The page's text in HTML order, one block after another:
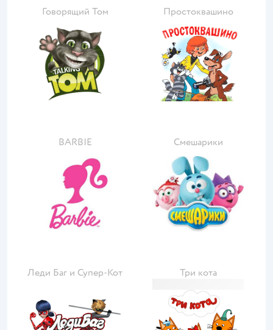
Говорящий Том Простоквашино
BARBIE Смешарики
Леди Баг и Супер-Кот Три кота